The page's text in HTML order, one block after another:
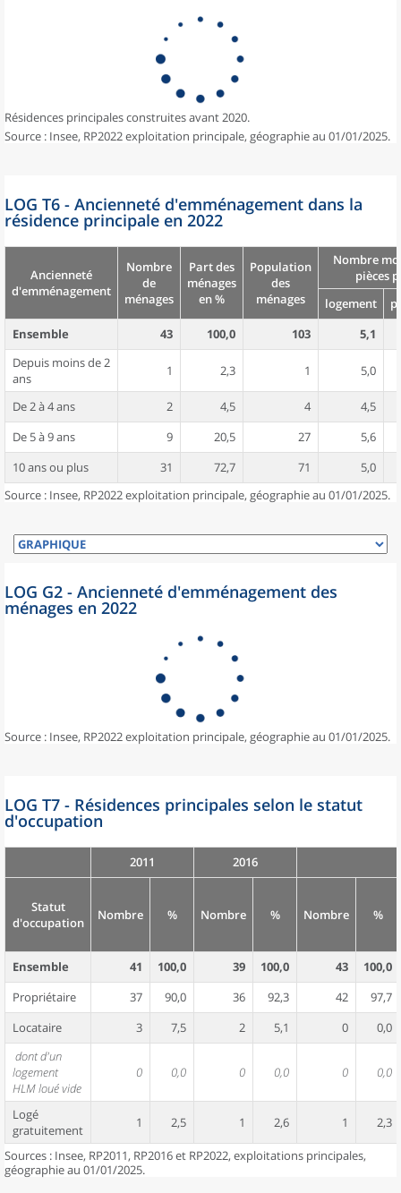
Résidences principales construites avant 2020.
Source : Insee, RP2022 exploitation principale, géographie au 01/01/2025.
LOG T6 - Ancienneté d'emménagement dans la
résidence principale en 2022
Ancienneté
d'emménagement
Nombre
de
ménages
Part des
ménages
en %
Population
des
ménages
Nombre
pièces
logement
Ensemble
43 100,0 103
5,1
Depuis moins de 2
ans
1 2,3 1 5,0
De 2 à 4 ans 2 4,5 4
4,5
De 5 à 9 ans
9 20,5 27
5,6
10 ans ou plus
31 72,7 71
5,0
Source : Insee, RP2022 exploitation principale, géographie au 01/01/2025.
LOG G2 - Ancienneté d'emménagement des
ménages en 2022
Source : Insee, RP2022 exploitation principale, géographie au 01/01/2025.
LOG T7 - Résidences principales selon le statut
d'occupation
2011 2016
Statut
d'occupation
Nombre % Nombre % Nombre %
Ensemble 41 100,0 39 100,0 43
100,0
Propriétaire
37 90,0 36 92,3 42
97,7
Locataire
3 7,5 2 5,1 0
0,0
dont d'un
logement
HLM loué vide
0 0,0 0 0,0 0 0,0
Logé
gratuitement
1 2,5 1 2,6 1 2,3
Sources : Insee, RP2011, RP2016 et RP2022, exploitations principales,
géographie au 01/01/2025.